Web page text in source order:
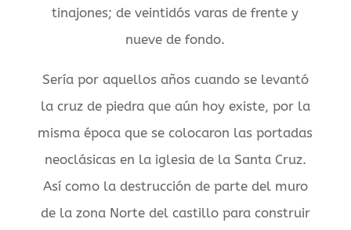
tinajones; de veintidós varas de frente y
nueve de fondo.
Sería por aquellos años cuando se levantó
la cruz de piedra que aún hoy existe, por la
misma época que se colocaron las portadas
neoclásicas en la iglesia de la Santa Cruz.
Así como la destrucción de parte del muro
de la zona Norte del castillo para construir